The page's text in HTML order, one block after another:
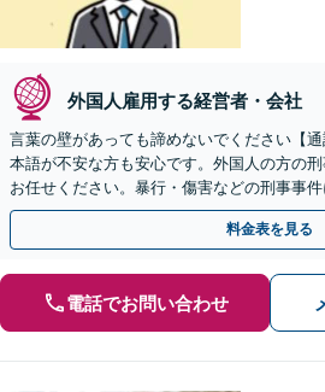
外国人雇用する経営者・会社
言葉の壁があっても諦めないでください【
本語が不安な方も安心です。外国人の方の
お任せください。暴行・傷害などの刑事事
【事前予約で休日・夜間面談可】
料金表を見る
電話でお問い合わせ